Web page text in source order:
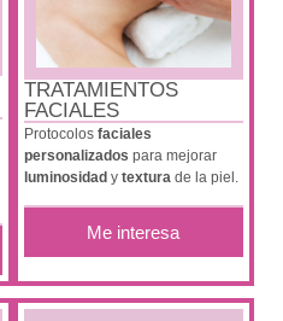
TRATAMIENTOS
FACIALES
Protocolos faciales
personalizados para mejorar
luminosidad y textura de la piel.
Me interesa